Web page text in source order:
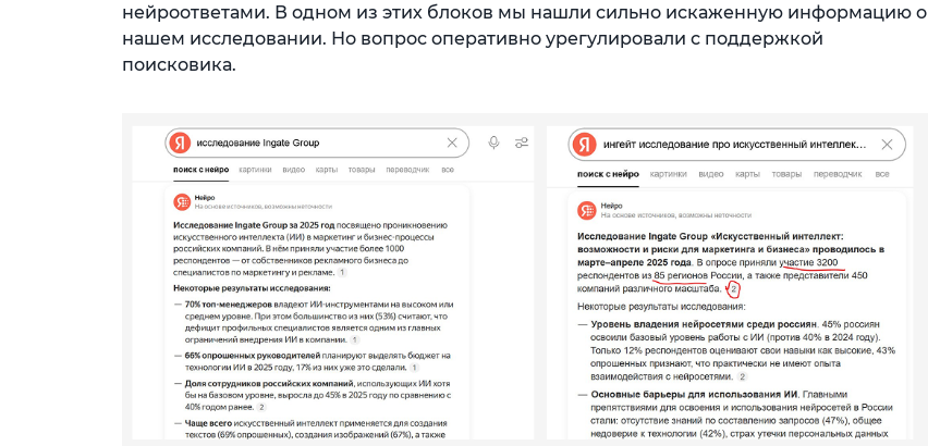
нейроответами. В одном из этих блоков мы нашли сильно искаженную информацию о
нашем исследовании. Но вопрос оперативно урегулировали с поддержкой
поисковика.